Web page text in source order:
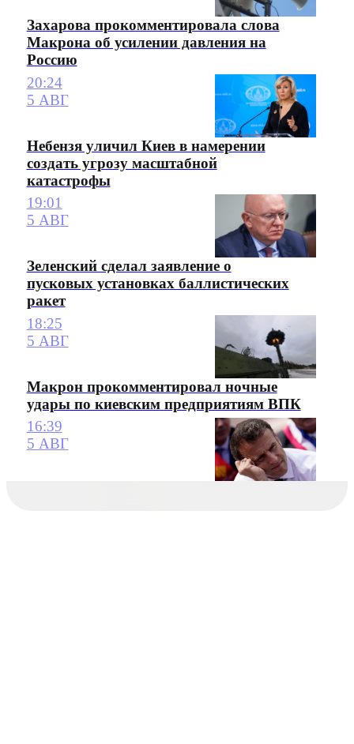
Захарова прокомментировала слова
Макрона об усилении давления на
Россию
20:24
5 АВГ
Небензя уличил Киев в намерении
создать угрозу масштабной
катастрофы
19:01
5 АВГ
Зеленский сделал заявление о
пусковых установках баллистических
ракет
18:25
5 АВГ
Макрон прокомментировал ночные
удары по киевским предприятиям ВПК
16:39
5 АВГ